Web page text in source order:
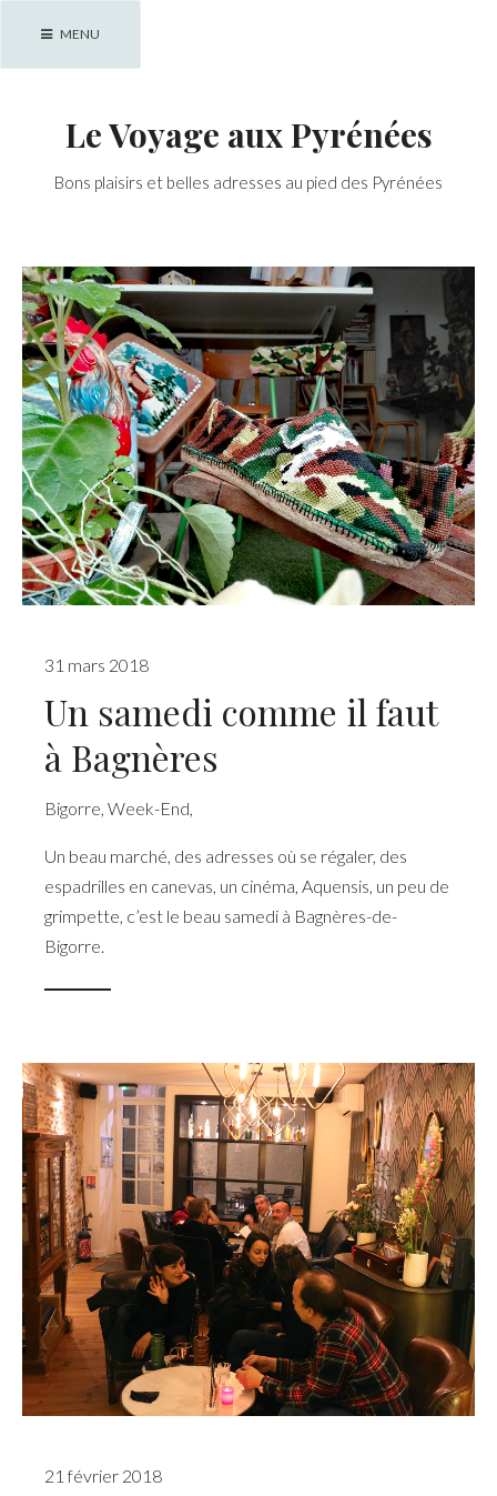
MENU
Le Voyage aux Pyrénées
Bons plaisirs et belles adresses au pied des Pyrénées
31 mars 2018
Un samedi comme il faut
à Bagnères
Bigorre Week-End
Un beau marché, des adresses où se régaler, des
espadrilles en canevas, un cinéma, Aquensis, un peu de
grimpette, c’est le beau samedi à Bagnères-de-
Bigorre.
21 février 2018